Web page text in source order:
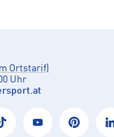
Ortstarif)
Uhr